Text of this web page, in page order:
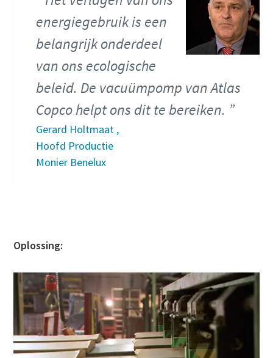
energiegebruik is een
belangrijk onderdeel
van ons ecologische
beleid. De vacuümpomp van Atlas
Copco helpt ons dit te bereiken.
Gerard Holtmaat ,
Hoofd Productie
Monier Benelux
Oplossing:
Submit
Anti-robotverificatie
Klik om te starten
Submit
Anti-robotverificatie
Klik om te starten
Submit
Anti-robotverificatie
Klik om te starten
Submit
Anti-robotverificatie
Klik om te starten